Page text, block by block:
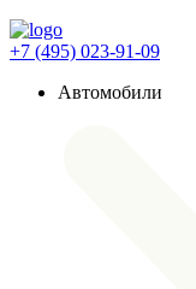
+7 (495) 023-91-09
Автомобили